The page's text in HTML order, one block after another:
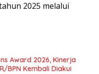
2025 melalui
Award 2026, Kinerja
BPN Kembali Diakui